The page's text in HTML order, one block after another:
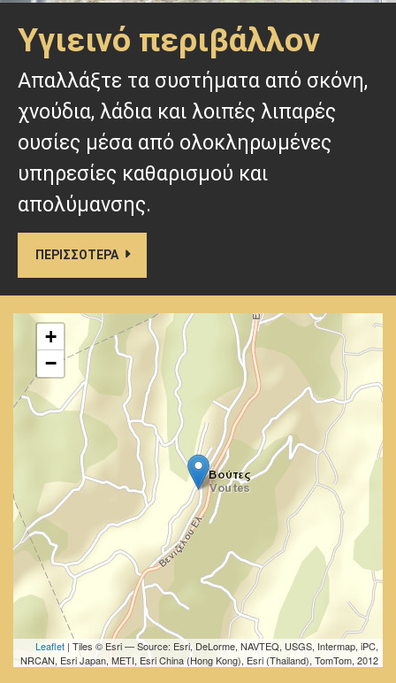
Υγιεινό περιβάλλον
Απαλλάξτε τα συστήματα από σκόνη,
χνούδια, λάδια και λοιπές λιπαρές
ουσίες μέσα από ολοκληρωμένες
υπηρεσίες καθαρισμού και
απολύμανσης.
ΠΕΡΙΣΣΟΤΕΡΑ
+
−
Leaflet | Tiles © Esri — Source: Esri, DeLorme, NAVTEQ, USGS, Intermap, iPC,
NRCAN, Esri Japan, METI, Esri China (Hong Kong), Esri (Thailand), TomTom, 2012